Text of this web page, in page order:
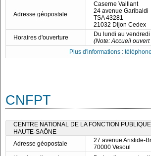
Adresse géopostale
Caserne Vaillant
24 avenue Garibaldi
TSA 43281
21032 Dijon Cedex
Horaires d'ouverture
Du lundi au
(Note: Accueil
Plus d'informations :
CNFPT
CENTRE NATIONAL DE LA FONCTION
HAUTE-SAÔNE
Adresse géopostale
27 avenue Aristide-
70000 Vesoul